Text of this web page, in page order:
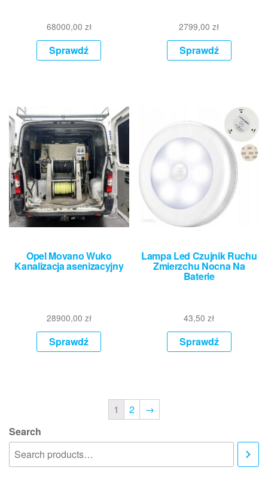
68000,00 zł
Sprawdź
2799,00zł
Sprawdź
Opel Movano Wuko
Kanalizacja asenizacyjny
28900,00 zł
Sprawdź
Lampa Led Czujnik Ruchu
Zmierzchu Nocna Na
Baterie
43,50zł
Sprawdź
1 2
→
Search